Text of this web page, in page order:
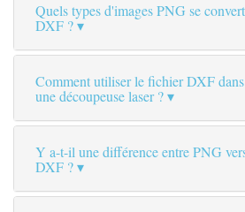
Quels types d'images PNG se
DXF ?
Comment utiliser le fichier DXF
une découpeuse laser ?
Y a-t-il une différence entre PNG
DXF ?